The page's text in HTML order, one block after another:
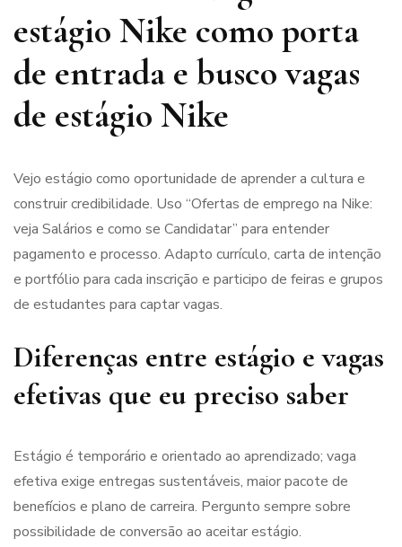
estágio Nike como porta
de entrada e busco vagas
de estágio Nike
Vejo estágio como oportunidade de aprender a cultura e
construir credibilidade. Uso “Ofertas de emprego na Nike:
veja Salários e como se Candidatar” para entender
pagamento e processo. Adapto currículo, carta de intenção
e portfólio para cada inscrição e participo de feiras e grupos
de estudantes para captar vagas.
Diferenças entre estágio e vagas
efetivas que eu preciso saber
Estágio é temporário e orientado ao aprendizado; vaga
efetiva exige entregas sustentáveis, maior pacote de
benefícios e plano de carreira. Pergunto sempre sobre
possibilidade de conversão ao aceitar estágio.